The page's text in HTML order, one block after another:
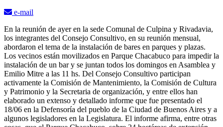
e-mail
En la reunión de ayer en la sede Comunal de Culpina y Rivadavia,
los integrantes del Consejo Consultivo, en su reunión mensual,
abordaron el tema de la instalación de bares en parques y plazas.
Los vecinos están movilizados en Parque Chacabuco para impedir la
instalación de un bar y se juntan todos los domingos en Asamblea y
Emilio Mitre a las 11 hs. Del Consejo Consultivo participan
activamente la Comisión de Mantenimiento, la Comisión de Cultura
y Patrimonio y la Secretaria de organización, y entre ellos han
elaborado un extenso y detallado informe que fue presentado el
18/06 en la Defensoría del pueblo de la Ciudad de Buenos Aires y a
algunos legisladores en la Legislatura. El informe afirma, entre otras